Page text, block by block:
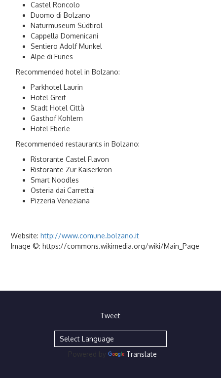
Castel Roncolo
Duomo di Bolzano
Naturmuseum Südtirol
Cappella Domenicani
Sentiero Adolf Munkel
Alpe di Funes
Recommended hotel in Bolzano:
Parkhotel Laurin
Hotel Greif
Stadt Hotel Città
Gasthof Kohlern
Hotel Eberle
Recommended restaurants in Bolzano:
Ristorante Castel Flavon
Ristorante Zur Kaiserkron
Smart Noodles
Osteria dai Carrettai
Pizzeria Veneziana
Website:http://www.comune.bolzano.it
Image ©: https://commons.wikimedia.org/wiki/Main_Page
Tweet
Translate